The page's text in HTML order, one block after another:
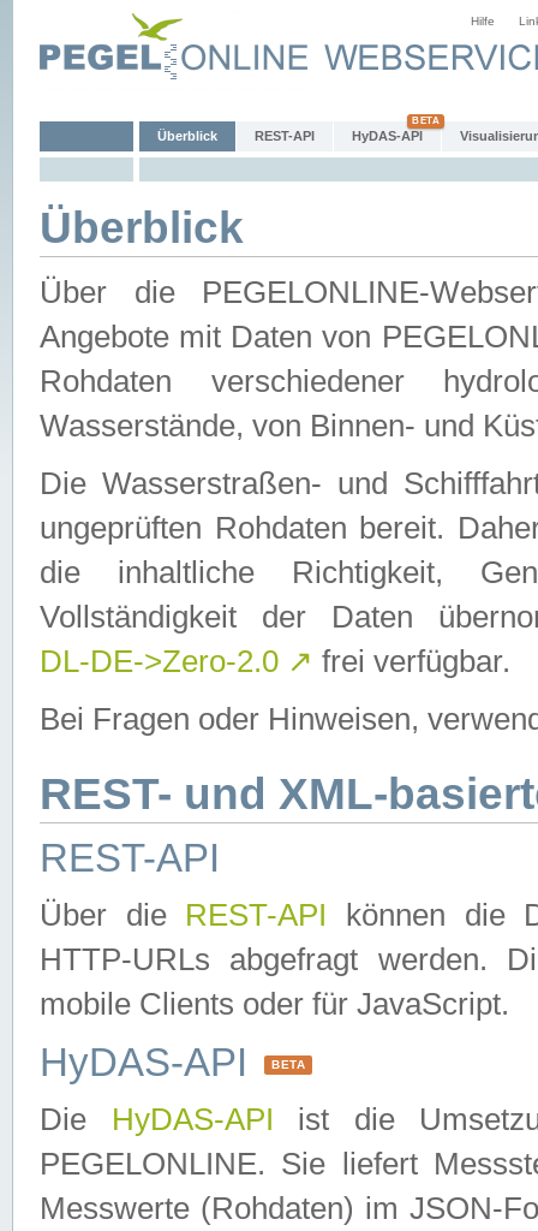
Hilfe
Überblick REST-API HyDAS-API
Überblick
Über die PEGELONLINE-
Angebote mit Daten von
Rohdaten verschiedener
Wasserstände, von Binnen- und
Die Wasserstraßen- und
ungeprüften Rohdaten bereit.
die inhaltliche Richtigkeit,
Vollständigkeit der Daten
DL-DE->Zero-2.0 ↗ frei verfügbar.
Bei Fragen oder Hinweisen,
REST- und XML-
REST-API
Über die REST-API können die
HTTP-URLs abgefragt werden.
mobile Clients oder für JavaScript.
HyDAS-API BETA
Die HyDAS-API ist die
PEGELONLINE. Sie liefert
Messwerte (Rohdaten) im JSON-